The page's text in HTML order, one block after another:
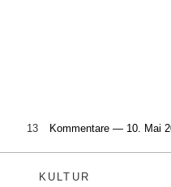
13 Kommentare — 10. Mai
KULTUR